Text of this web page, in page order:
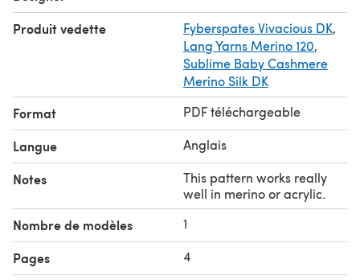
Produit vedette Fyberspates Vivacious DK,
Lang Yarns Merino 120,
Sublime Baby Cashmere
Merino Silk DK
Format PDF téléchargeable
Langue Anglais
Notes
This pattern works really
well in merino or acrylic.
Nombre de modèles 1
Pages 4